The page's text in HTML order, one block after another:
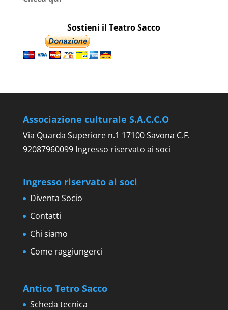
Sostieni il Teatro Sacco
Associazione culturale S.A.C.C.O
Via Quarda Superiore n.1 17100 Savona C.F.
92087960099 Ingresso riservato ai soci
Ingresso riservato ai soci
Diventa Socio
Contatti
Chi siamo
Come raggiungerci
Antico Tetro Sacco
Scheda tecnica